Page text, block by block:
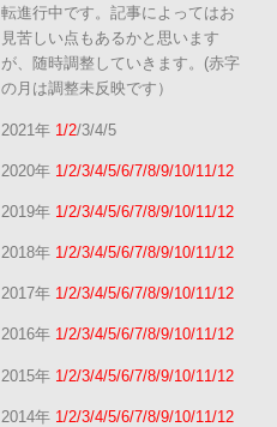
転進行中です。記事によってはお
見苦しい点もあるかと思います
が、随時調整していきます。(赤字
の月は調整未反映です）
2021年 1/2/3/4/5
2020年 1/2/3/4/5/6/7/8/9/10/11/12
2019年 1/2/3/4/5/6/7/8/9/10/11/12
2018年 1/2/3/4/5/6/7/8/9/10/11/12
2017年 1/2/3/4/5/6/7/8/9/10/11/12
2016年 1/2/3/4/5/6/7/8/9/10/11/12
2015年 1/2/3/4/5/6/7/8/9/10/11/12
2014年 1/2/3/4/5/6/7/8/9/10/11/12